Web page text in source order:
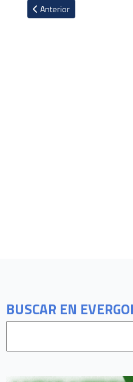
BUSCAR EN
Artículo anterior: Marcelo
Anterior